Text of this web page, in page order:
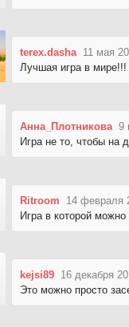
terex.dasha 11 мая
Лучшая игра в мире!!!
Анна_Плотникова 9
Игра не то, чтобы на
Ritroom
14 февраля
Игра в которой можно
kejsi89 16 декабря
Это можно просто